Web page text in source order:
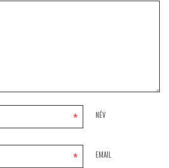
NÉV
*
EMAIL
*